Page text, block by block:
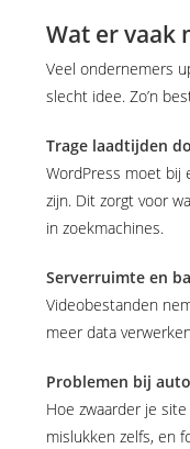
Wat er vaak
Veel ondernemers
slecht idee. Zo’n
Trage laadtijden
WordPress moet bij
zijn. Dit zorgt voor
in zoekmachines.
Serverruimte en
Videobestanden
meer data
Problemen bij
Hoe zwaarder je
mislukken zelfs, en